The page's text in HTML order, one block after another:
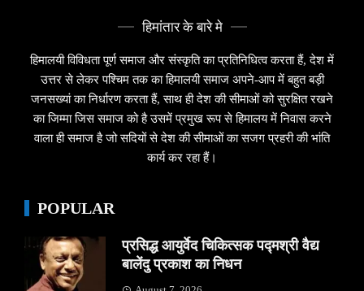
हिमांतार के बारे मे
हिमालयी विविधता पूर्ण समाज और संस्कृति का प्रतिनिधित्व करता हैं, देश में
उत्तर से लेकर पश्चिम तक का हिमालयी समाज अपने-आप में बहुत बड़ी
जनसख्यां का निर्धारण करता हैं, साथ ही देश की सीमाओं को सुरक्षित रखने
का जिम्मा जिस समाज को है उसमें प्रमुख रूप से हिमालय में निवास करने
वाला ही समाज है जो सदियों से देश की सीमाओं का सजग प्रहरी की भांति
कार्य कर रहा हैं।
POPULAR
प्रसिद्ध आयुर्वेद चिकित्सक पद्मश्री वैद्य
बालेंदु प्रकाश का निधन